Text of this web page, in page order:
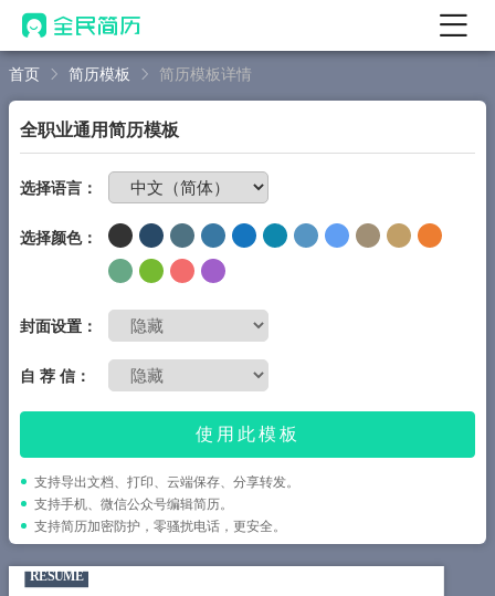
首页
AI 简历工具
AI 优化简历
AI 翻译简历
AI 诊断简历
AI 模拟面试
面试自我介绍
简历教程
登录 / 注册
首页 简历模板 简历模板详情
全职业通用简历模板
选择语言：
选择颜色：
封面设置：
自 荐 信：
使用此模板
支持导出文档、打印、云端保存、分享转发。
支持手机、微信公众号编辑简历。
支持简历加密防护，零骚扰电话，更安全。
RESUME